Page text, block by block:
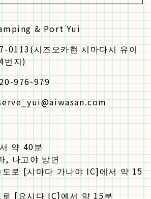
& Port Yui
0113(시즈오카현 시마다시 유이
번지)
976-979
약 40분
, 나고야 방면
도로 [시마다 가나야 IC]에서 약 15
로 [요시다 IC]에서 약 15분